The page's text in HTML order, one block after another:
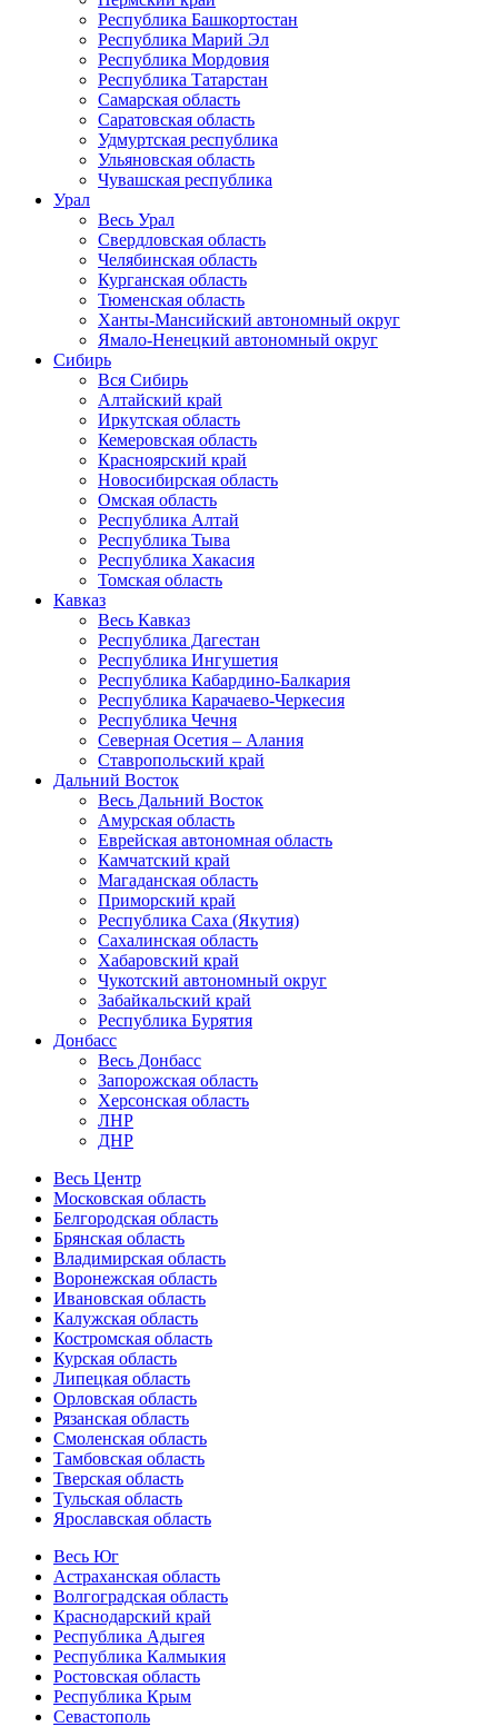
Республика Башкортостан
Республика Марий Эл
Республика Мордовия
Республика Татарстан
Самарская область
Саратовская область
Удмуртская республика
Ульяновская область
Чувашская республика
Урал
Весь Урал
Свердловская область
Челябинская область
Курганская область
Тюменская область
Ханты-Мансийский автономный округ
Ямало-Ненецкий автономный округ
Сибирь
Вся Сибирь
Алтайский край
Иркутская область
Кемеровская область
Красноярский край
Новосибирская область
Омская область
Республика Алтай
Республика Тыва
Республика Хакасия
Томская область
Кавказ
Весь Кавказ
Республика Дагестан
Республика Ингушетия
Республика Кабардино-Балкария
Республика Карачаево-Черкесия
Республика Чечня
Северная Осетия – Алания
Ставропольский край
Дальний Восток
Весь Дальний Восток
Амурская область
Еврейская автономная область
Камчатский край
Магаданская область
Приморский край
Республика Саха (Якутия)
Сахалинская область
Хабаровский край
Чукотский автономный округ
Забайкальский край
Республика Бурятия
Донбасс
Весь Донбасс
Запорожская область
Херсонская область
ЛНР
ДНР
Весь Центр
Московская область
Белгородская область
Брянская область
Владимирская область
Воронежская область
Ивановская область
Калужская область
Костромская область
Курская область
Липецкая область
Орловская область
Рязанская область
Смоленская область
Тамбовская область
Тверская область
Тульская область
Ярославская область
Весь Юг
Астраханская область
Волгоградская область
Краснодарский край
Республика Адыгея
Республика Калмыкия
Ростовская область
Республика Крым
Севастополь